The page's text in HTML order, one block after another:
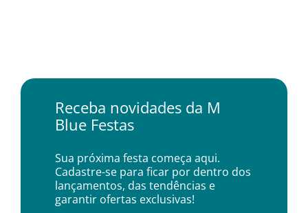
Receba novidades da M
Blue Festas
Sua próxima festa começa aqui.
Cadastre-se para ficar por dentro dos
lançamentos, das tendências e
garantir ofertas exclusivas!